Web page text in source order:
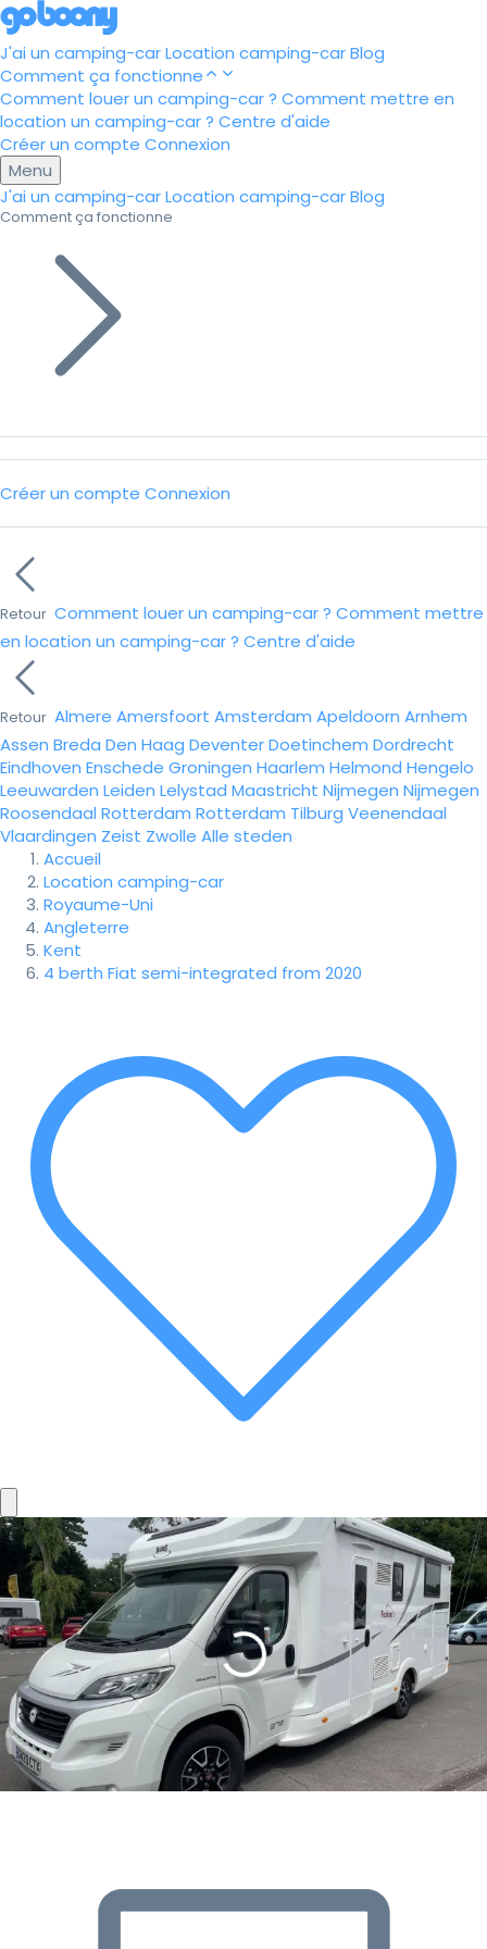
J'ai un camping-carLocation camping-carBlog
Comment ça fonctionne
Comment louer un camping-car ? Comment mettre en
location un camping-car ? Centre d'aide
Créer un compte Connexion
Menu
J'ai un camping-carLocation camping-carBlog
Comment ça fonctionne
Créer un compte Connexion
Retour Comment louer un camping-car ? Comment mettre
en location un camping-car ? Centre d'aide
Retour Almere Amersfoort Amsterdam Apeldoorn Arnhem
Assen Breda Den Haag DeventerDoetinchem Dordrecht
Eindhoven Enschede Groningen Haarlem Helmond Hengelo
Leeuwarden Leiden Lelystad Maastricht Nijmegen Nijmegen
Roosendaal Rotterdam Rotterdam Tilburg Veenendaal
Vlaardingen Zeist Zwolle Alle steden
Accueil
Location camping-car
Royaume-Uni
Angleterre
Kent
4 berth Fiat semi-integrated from 2020